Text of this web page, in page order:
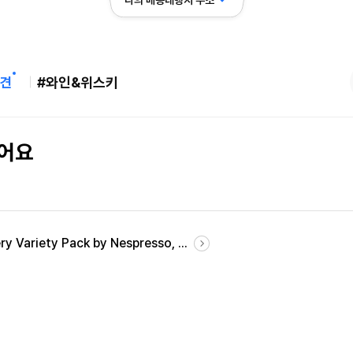
#와인&위스키
요
Variety Pack by Nespresso, ...